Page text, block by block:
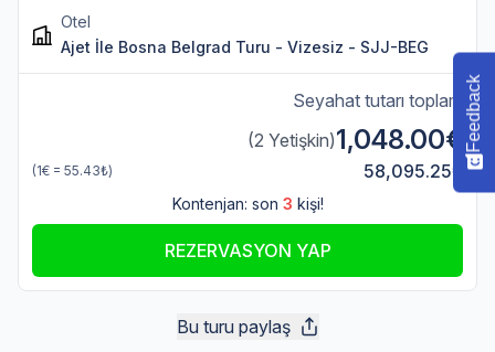
Otel
Ajet İle Bosna Belgrad Turu - Vizesiz - SJJ-BEG
Seyahat tutarı toplam
(2 Yetişkin)1,048.00€
(1€ = 55.43₺) 58,095.25₺
Kontenjan: son 3 kişi!
REZERVASYON YAP
Bu turu paylaş
Feedback